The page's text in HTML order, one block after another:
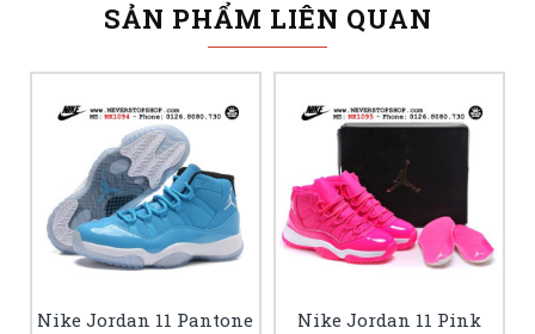
SẢN PHẨM LIÊN QUAN
Nike Jordan 11 Pantone Nike Jordan 11 Pink